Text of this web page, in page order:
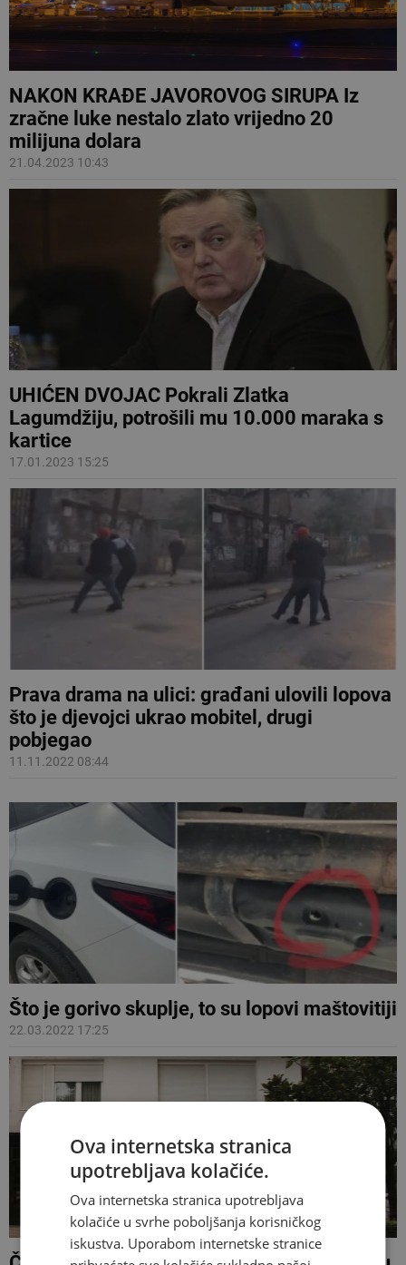
NAKON KRAĐE JAVOROVOG SIRUPA Iz
zračne luke nestalo zlato vrijedno 20
milijuna dolara
21.04.2023 10:43
UHIĆEN DVOJAC Pokrali Zlatka
Lagumdžiju, potrošili mu 10.000 maraka s
kartice
17.01.2023 15:25
Prava drama na ulici: građani ulovili lopova
što je djevojci ukrao mobitel, drugi
pobjegao
11.11.2022 08:44
Što je gorivo skuplje, to su lopovi maštovitiji
22.03.2022 17:25
Ova internetska stranica
upotrebljava kolačiće.
Ova internetska stranica upotrebljava
kolačiće u svrhe poboljšanja korisničkog
iskustva. Uporabom internetske stranice